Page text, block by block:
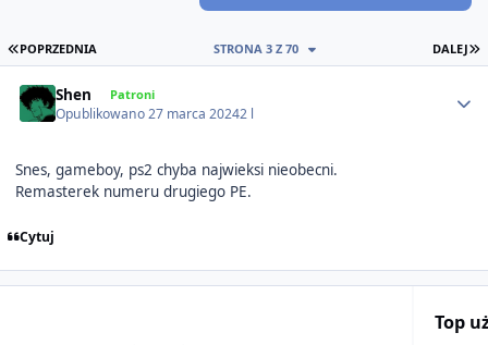
PIERWSZA STRONA
POPRZEDNIA DALEJ
STRONA 3 Z 70
Shen Patroni
Opublikowano27 marca 20242 l
Snes, gameboy, ps2 chyba najwieksi nieobecni.
Remasterek numeru drugiego PE.
Cytuj
Top